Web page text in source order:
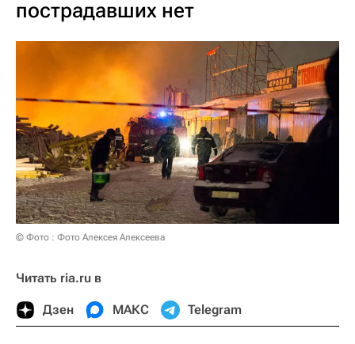
пострадавших нет
© Фото : Фото Алексея Алексеева
Читать ria.ru в
Дзен МАКС Telegram